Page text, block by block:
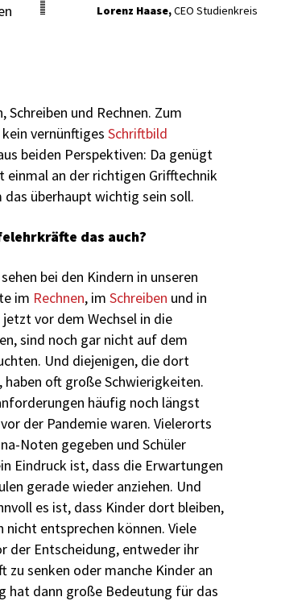
Lorenz Haase,CEO Studienkreis
und Rechnen. Zum
vernünftiges Schriftbild
beiden Perspektiven: Da genügt
einmal an der richtigen Grifftechnik
das überhaupt wichtig sein soll.
das auch?
bei den Kindern in unseren
im Rechnen, im Schreiben und in
vor dem Wechsel in die
sind noch gar nicht auf dem
Und diejenigen, die dort
oft große Schwierigkeiten.
häufig noch längst
der Pandemie waren. Vielerorts
Noten gegeben und Schüler
Eindruck ist, dass die Erwartungen
gerade wieder anziehen. Und
es ist, dass Kinder dort bleiben,
entsprechen können. Viele
der Entscheidung, entweder ihr
zu senken oder manche Kinder an
hat dann große Bedeutung für das